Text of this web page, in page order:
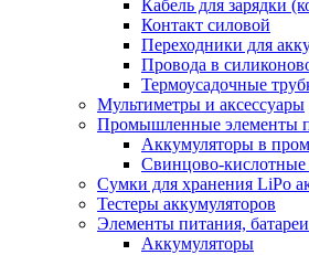
Кабель для зарядки
Контакт силовой
Переходники для
Провода в
Термоусадочные
Мультиметры и аксессуары
Промышленные элементы
Аккумуляторы в
Свинцово-кислотные
Сумки для хранения LiPo
Тестеры аккумуляторов
Элементы питания,
Аккумуляторы